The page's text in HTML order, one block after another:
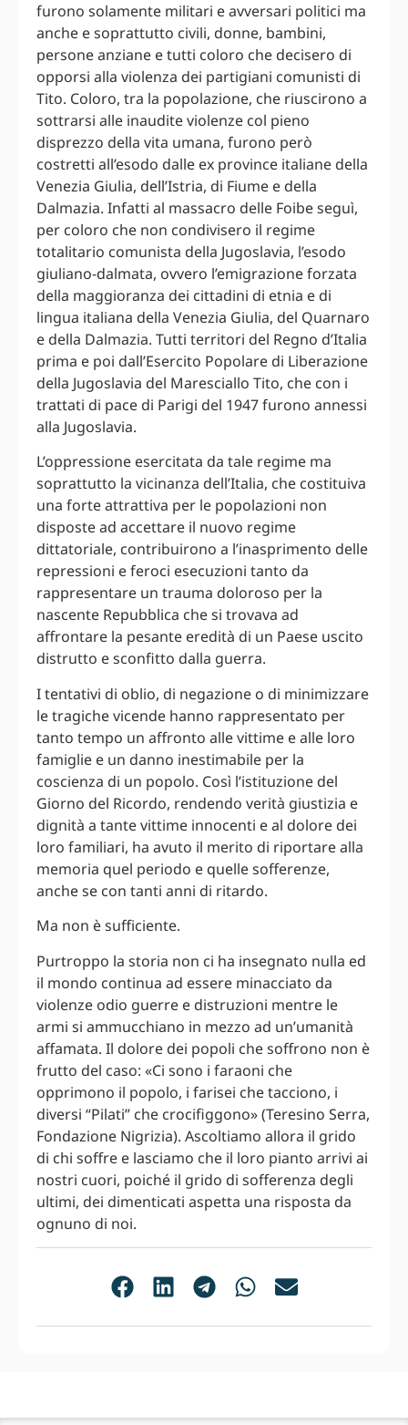
furono solamente militari e avversari politici ma
anche e soprattutto civili, donne, bambini,
persone anziane e tutti coloro che decisero di
opporsi alla violenza dei partigiani comunisti di
Tito. Coloro, tra la popolazione, che riuscirono a
sottrarsi alle inaudite violenze col pieno
disprezzo della vita umana, furono però
costretti all’esodo dalle ex province italiane della
Venezia Giulia, dell’Istria, di Fiume e della
Dalmazia. Infatti al massacro delle Foibe seguì,
per coloro che non condivisero il regime
totalitario comunista della Jugoslavia, l’esodo
giuliano-dalmata, ovvero l’emigrazione forzata
della maggioranza dei cittadini di etnia e di
lingua italiana della Venezia Giulia, del Quarnaro
e della Dalmazia. Tutti territori del Regno d’Italia
prima e poi dall’Esercito Popolare di Liberazione
della Jugoslavia del Maresciallo Tito, che con i
trattati di pace di Parigi del 1947 furono annessi
alla Jugoslavia.
L’oppressione esercitata da tale regime ma
soprattutto la vicinanza dell’Italia, che costituiva
una forte attrattiva per le popolazioni non
disposte ad accettare il nuovo regime
dittatoriale, contribuirono a l’inasprimento delle
repressioni e feroci esecuzioni tanto da
rappresentare un trauma doloroso per la
nascente Repubblica che si trovava ad
affrontare la pesante eredità di un Paese uscito
distrutto e sconfitto dalla guerra.
I tentativi di oblio, di negazione o di minimizzare
le tragiche vicende hanno rappresentato per
tanto tempo un affronto alle vittime e alle loro
famiglie e un danno inestimabile per la
coscienza di un popolo. Così l’istituzione del
Giorno del Ricordo, rendendo verità giustizia e
dignità a tante vittime innocenti e al dolore dei
loro familiari, ha avuto il merito di riportare alla
memoria quel periodo e quelle sofferenze,
anche se con tanti anni di ritardo.
Ma non è sufficiente.
Purtroppo la storia non ci ha insegnato nulla ed
il mondo continua ad essere minacciato da
violenze odio guerre e distruzioni mentre le
armi si ammucchiano in mezzo ad un’umanità
affamata. Il dolore dei popoli che soffrono non è
frutto del caso: «Ci sono i faraoni che
opprimono il popolo, i farisei che tacciono, i
diversi “Pilati” che crocifiggono» (Teresino Serra,
Fondazione Nigrizia). Ascoltiamo allora il grido
di chi soffre e lasciamo che il loro pianto arrivi ai
nostri cuori, poiché il grido di sofferenza degli
ultimi, dei dimenticati aspetta una risposta da
ognuno di noi.